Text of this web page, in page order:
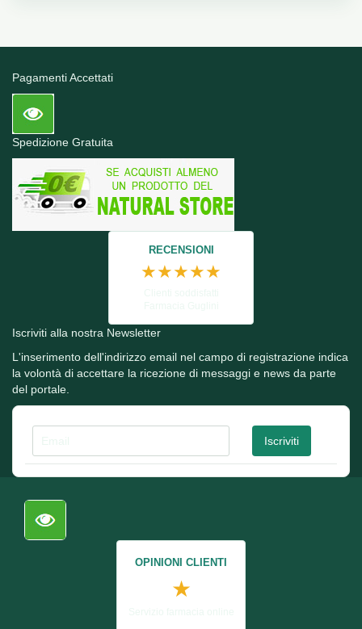
Pagamenti Accettati
Spedizione Gratuita
RECENSIONI
★★★★★
Iscriviti alla nostra Newsletter
L'inserimento dell'indirizzo email nel campo di registrazione indica
la volontà di accettare la ricezione di messaggi e news da parte
del portale.
OPINIONI CLIENTI
★